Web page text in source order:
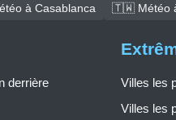
à Casablanca 🇹🇼 Météo
derrière
Villes les
Villes les